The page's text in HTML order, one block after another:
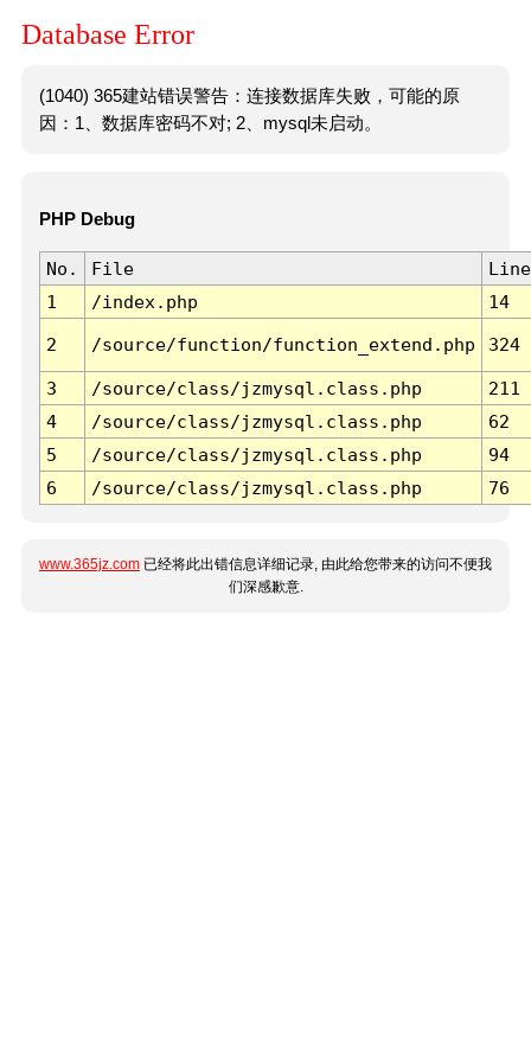
Database Error
(1040) 365建站错误警告：连接数据库失败，可能的原
因：1、数据库密码不对; 2、mysql未启动。
PHP Debug
No. File
Line
1
/index.php 14
2 /source/function/function_extend.php 324
3 /source/class/jzmysql.class.php
211
4
/source/class/jzmysql.class.php
62
5
/source/class/jzmysql.class.php
94
6
/source/class/jzmysql.class.php 76
www.365jz.com 已经将此出错信息详细记录, 由此给您带来的访问不便我
们深感歉意.